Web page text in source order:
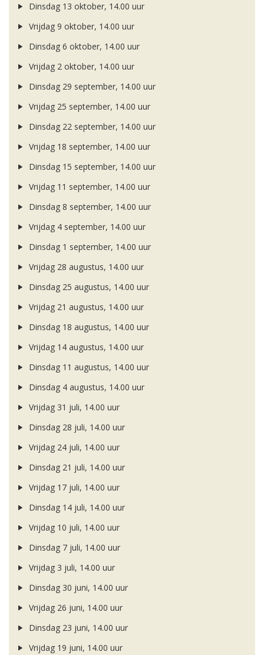
Dinsdag 13 oktober, 14.00 uur
Vrijdag 9 oktober, 14.00 uur
Dinsdag 6 oktober, 14.00 uur
Vrijdag 2 oktober, 14.00 uur
Dinsdag 29 september, 14.00 uur
Vrijdag 25 september, 14.00 uur
Dinsdag 22 september, 14.00 uur
Vrijdag 18 september, 14.00 uur
Dinsdag 15 september, 14.00 uur
Vrijdag 11 september, 14.00 uur
Dinsdag 8 september, 14.00 uur
Vrijdag 4 september, 14.00 uur
Dinsdag 1 september, 14.00 uur
Vrijdag 28 augustus, 14.00 uur
Dinsdag 25 augustus, 14.00 uur
Vrijdag 21 augustus, 14.00 uur
Dinsdag 18 augustus, 14.00 uur
Vrijdag 14 augustus, 14.00 uur
Dinsdag 11 augustus, 14.00 uur
Dinsdag 4 augustus, 14.00 uur
Vrijdag 31 juli, 14.00 uur
Dinsdag 28 juli, 14.00 uur
Vrijdag 24 juli, 14.00 uur
Dinsdag 21 juli, 14.00 uur
Vrijdag 17 juli, 14.00 uur
Dinsdag 14 juli, 14.00 uur
Vrijdag 10 juli, 14.00 uur
Dinsdag 7 juli, 14.00 uur
Vrijdag 3 juli, 14.00 uur
Dinsdag 30 juni, 14.00 uur
Vrijdag 26 juni, 14.00 uur
Dinsdag 23 juni, 14.00 uur
Vrijdag 19 juni, 14.00 uur